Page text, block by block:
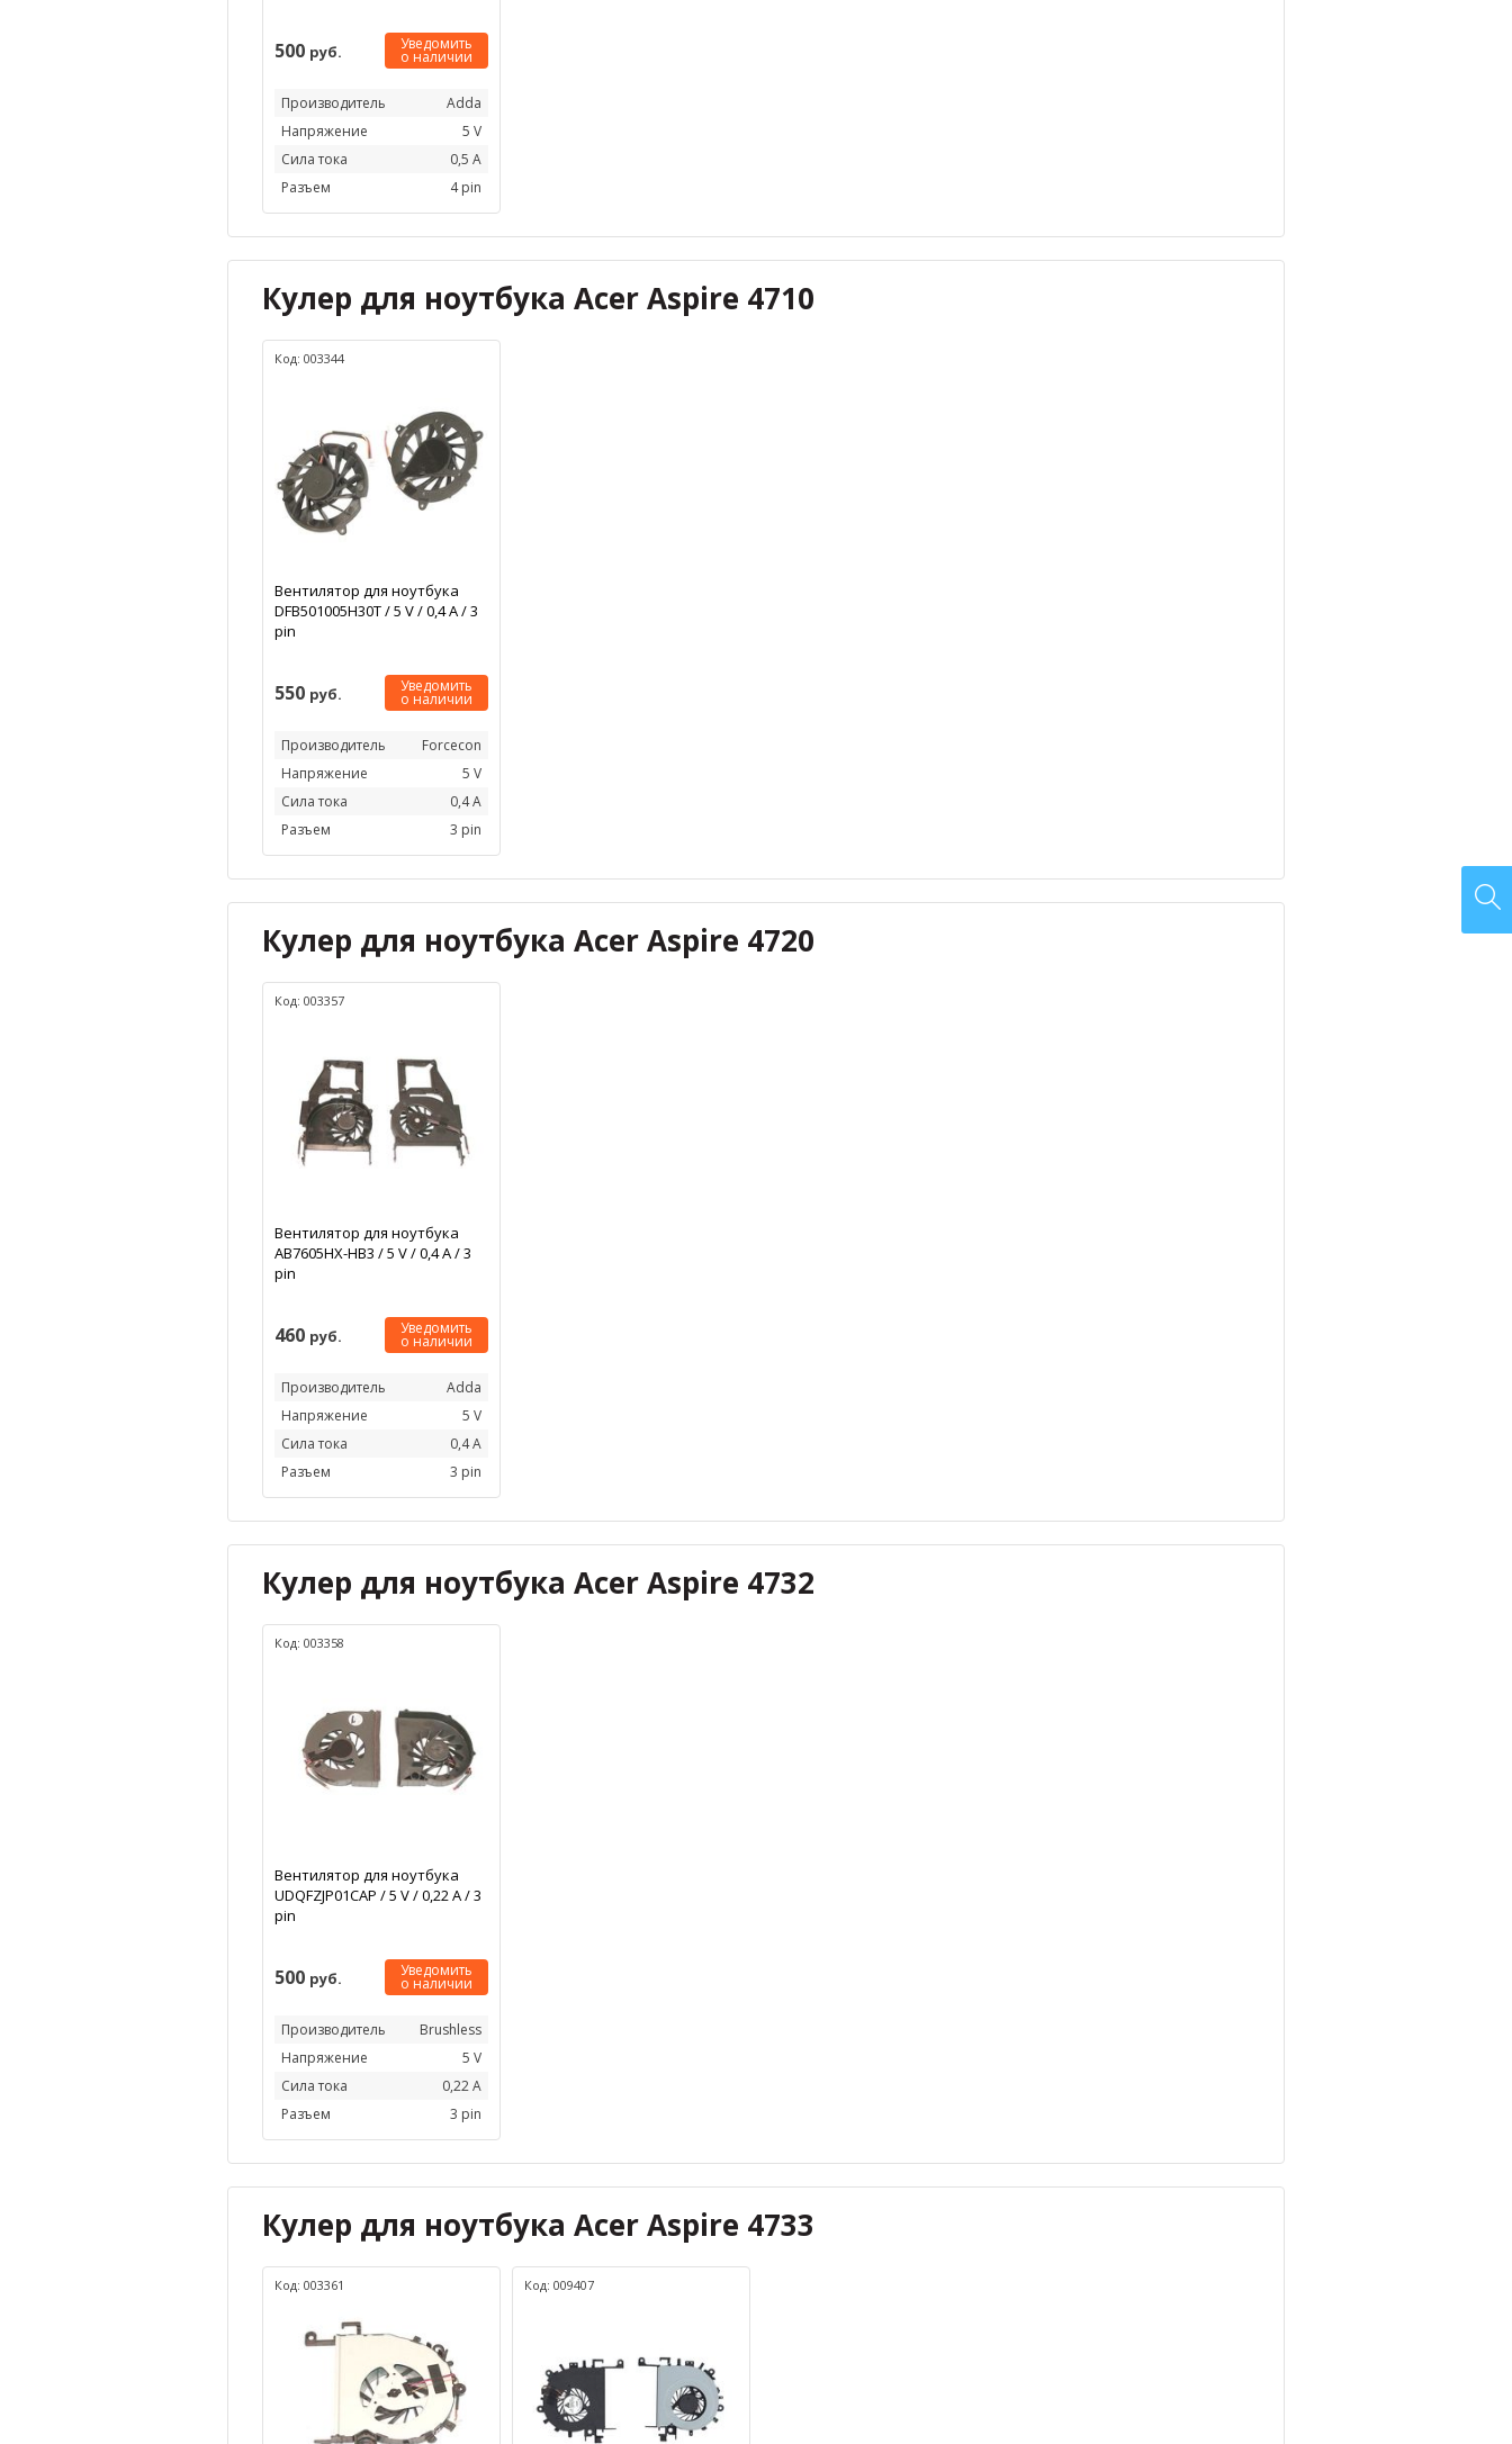
500 руб. Уведомить
о наличии
Производитель
Adda
Напряжение
5 V
Сила тока
0,5 А
Разъем
4 pin
Кулер для ноутбука Acer Aspire 4710
Код: 003344
Вентилятор для ноутбука
DFB501005H30T / 5 V / 0,4 А / 3
pin
550 руб. Уведомить
о наличии
Производитель
Forcecon
Напряжение
5 V
Сила тока
0,4 А
Разъем
3 pin
Кулер для ноутбука Acer Aspire 4720
Код: 003357
Вентилятор для ноутбука
AB7605HX-HB3 / 5 V / 0,4 А / 3
pin
460 руб. Уведомить
о наличии
Производитель
Adda
Напряжение
5 V
Сила тока
0,4 А
Разъем
3 pin
Кулер для ноутбука Acer Aspire 4732
Код: 003358
Вентилятор для ноутбука
UDQFZJP01CAP / 5 V / 0,22 А / 3
pin
500 руб. Уведомить
о наличии
Производитель
Brushless
Напряжение
5 V
Сила тока
0,22 А
Разъем
3 pin
Кулер для ноутбука Acer Aspire 4733
Код: 003361 Код: 009407